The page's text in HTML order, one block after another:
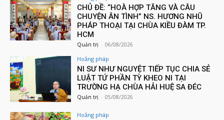
CHỦ ĐỀ: “HOÀ HỢP TĂNG VÀ CÂU
CHUYỆN ÂN TÌNH” NS. HƯƠNG NHŨ
PHÁP THOẠI TẠI CHÙA KIỀU ĐÀM TP.
HCM
Quản trị - 06/08/2026
Hoằng pháp
NI SƯ NHƯ NGUYỆT TIẾP TỤC CHIA SẺ
LUẬT TỨ PHẦN TỲ KHEO NI TẠI
TRƯỜNG HẠ CHÙA HẢI HUỆ SA ĐÉC
Quản trị - 05/08/2026
Hoằng pháp